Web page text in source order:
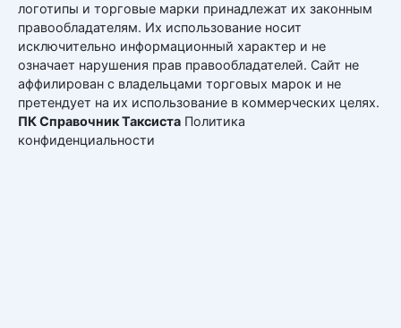
логотипы и торговые марки принадлежат их законным
правообладателям. Их использование носит
исключительно информационный характер и не
означает нарушения прав правообладателей. Сайт не
аффилирован с владельцами торговых марок и не
претендует на их использование в коммерческих целях.
ПК Справочник Таксиста Политика
конфиденциальности